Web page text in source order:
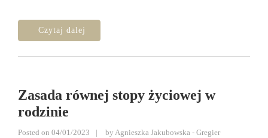
Zasada równej stopy życiowej w
rodzinie
Posted on 04/01/2023 by Agnieszka Jakubowska - Gregier